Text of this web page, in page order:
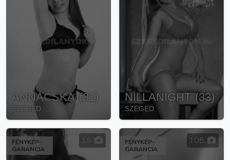
ANNÁCSKA (31)
SZEGED
NILLANIGHT (33)
SZEGED
FÉNYKÉP-
GARANCIA
FÉNYKÉP-
GARANCIA
108